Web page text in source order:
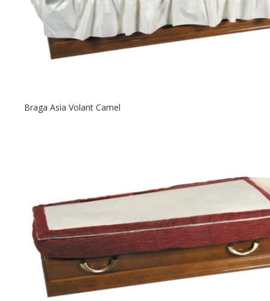
Braga Asia Volant Camel